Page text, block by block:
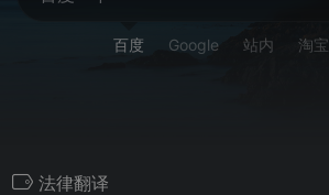
百度 Google 站内 淘宝
法律翻译